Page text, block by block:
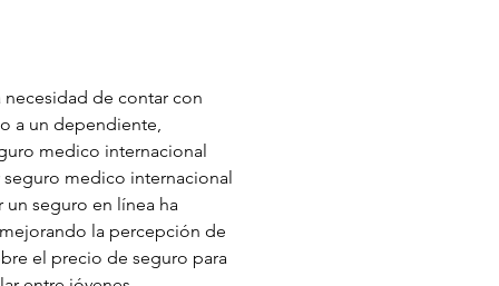
de contar con
a un dependiente,
medico internacional
medico internacional
seguro en línea ha
la percepción de
el precio de seguro para